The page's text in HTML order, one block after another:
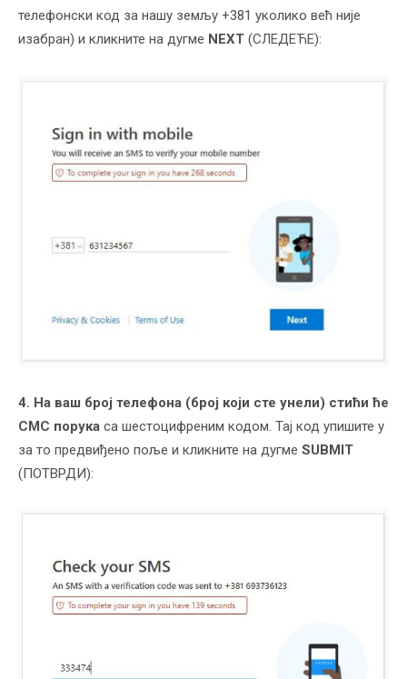
телефонски код за нашу земљу +381 уколико већ није
изабран) и кликните на дугме NEXT (СЛЕДЕЋЕ):
4. На ваш број телефона (број који сте унели) стићи ће
СМС порука са шестоцифреним кодом. Тај код упишите у
за то предвиђено поље и кликните на дугме SUBMIT
(ПОТВРДИ):